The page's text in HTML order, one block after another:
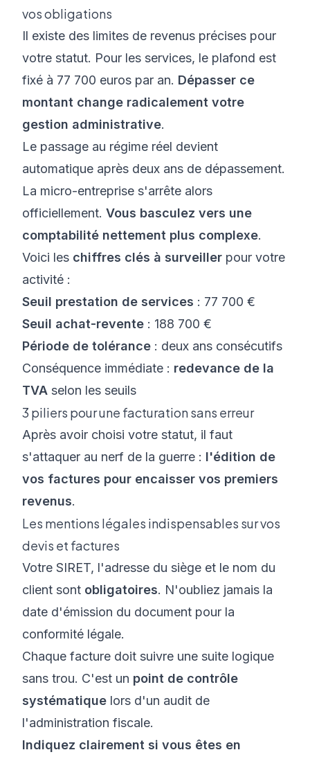
vos obligations
Il existe des limites de revenus précises pour
votre statut. Pour les services, le plafond est
fixé à 77 700 euros par an. Dépasser ce
montant change radicalement votre
gestion administrative.
Le passage au régime réel devient
automatique après deux ans de dépassement.
La micro-entreprise s'arrête alors
officiellement. Vous basculez vers une
comptabilité nettement plus complexe.
Voici les chiffres clés à surveiller pour votre
activité :
Seuil prestation de services : 77 700 €
Seuil achat-revente : 188 700 €
Période de tolérance : deux ans consécutifs
Conséquence immédiate : redevance de la
TVA selon les seuils
3 piliers pour une facturation sans erreur
Après avoir choisi votre statut, il faut
s'attaquer au nerf de la guerre : l'édition de
vos factures pour encaisser vos premiers
revenus.
Les mentions légales indispensables sur vos
devis et factures
Votre SIRET, l'adresse du siège et le nom du
client sont obligatoires. N'oubliez jamais la
date d'émission du document pour la
conformité légale.
Chaque facture doit suivre une suite logique
sans trou. C'est un point de contrôle
systématique lors d'un audit de
l'administration fiscale.
Indiquez clairement si vous êtes en